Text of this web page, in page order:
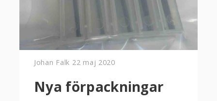
Johan Falk 22 maj 2020
Nya förpackningar